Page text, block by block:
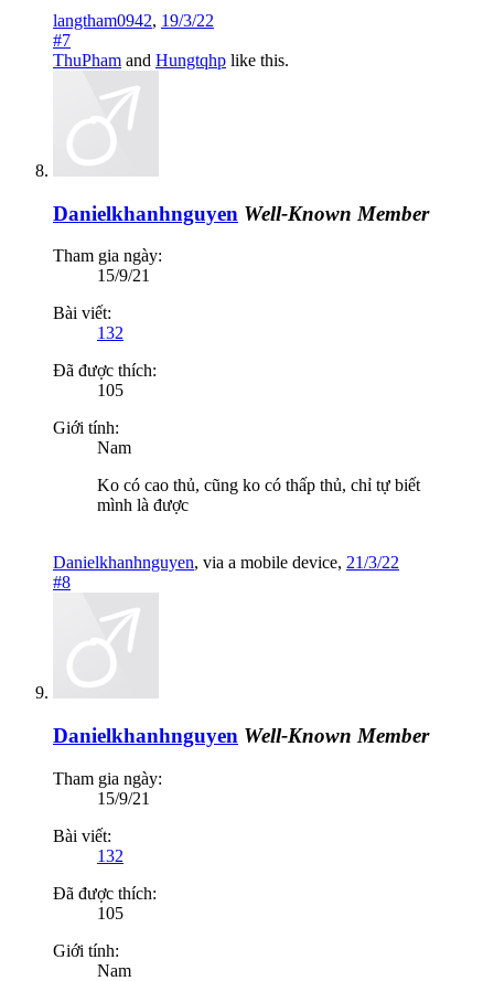
langtham0942, 19/3/22
#7
ThuPham and Hungtqhp like this.
Danielkhanhnguyen Well-Known Member
Tham gia ngày:
15/9/21
Bài viết:
132
Đã được thích:
105
Giới tính:
Nam
Ko có cao thủ, cũng ko có thấp thủ, chỉ tự biết
mình là được
Danielkhanhnguyen, via a mobile device, 21/3/22
#8
Danielkhanhnguyen Well-Known Member
Tham gia ngày:
15/9/21
Bài viết:
132
Đã được thích:
105
Giới tính:
Nam